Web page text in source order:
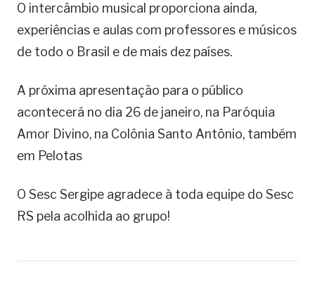
O intercâmbio musical proporciona ainda,
experiências e aulas com professores e músicos
de todo o Brasil e de mais dez países.
A próxima apresentação para o público
acontecerá no dia 26 de janeiro, na Paróquia
Amor Divino, na Colônia Santo Antônio, também
em Pelotas
O Sesc Sergipe agradece à toda equipe do Sesc
RS pela acolhida ao grupo!